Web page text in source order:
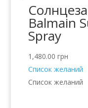
Balmain
Spray
1,480.00 грн
Список желаний
Список желаний